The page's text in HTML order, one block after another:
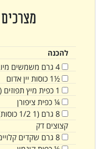
להכנה
4 גרם משמשים
½1 כוסות יין אדום
1 כפית מיץ תפוזים
¼כפית ציפורן
8 גרם
(1 1/2
קצוצים דק
8 גרם שקדים